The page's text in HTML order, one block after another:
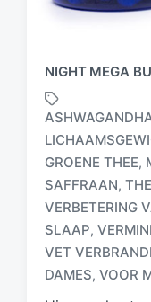
NIGHT MEGA
e
t
a
g
GROENE THEE,
SAFFRAAN,
VERBETERING
SLAAP,
VET
DAMES, VOOR